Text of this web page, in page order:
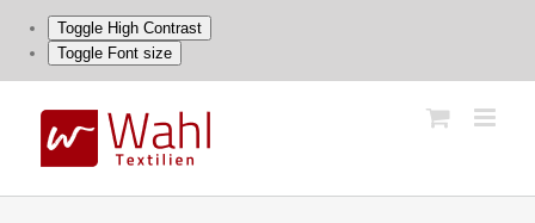
Toggle High Contrast
Toggle Font size
content